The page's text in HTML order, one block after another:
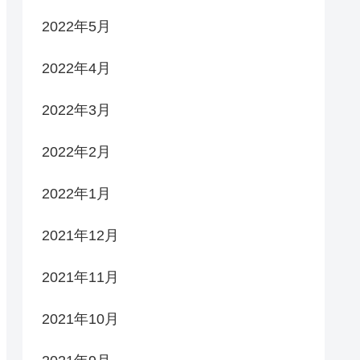
2022年5月
2022年4月
2022年3月
2022年2月
2022年1月
2021年12月
2021年11月
2021年10月